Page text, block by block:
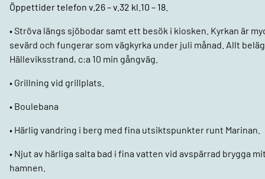
Öppettider telefon v.26 – v.32 kl.10 – 18.
• Ströva längs sjöbodar samt ett besök i kiosken. Kyrkan är
sevärd och fungerar som vägkyrka under juli månad. Allt
Hälleviksstrand, c:a 10 min gångväg.
• Grillning vid grillplats.
• Boulebana
• Härlig vandring i berg med fina utsiktspunkter runt Marinan.
• Njut av härliga salta bad i fina vatten vid avspärrad brygga
hamnen.